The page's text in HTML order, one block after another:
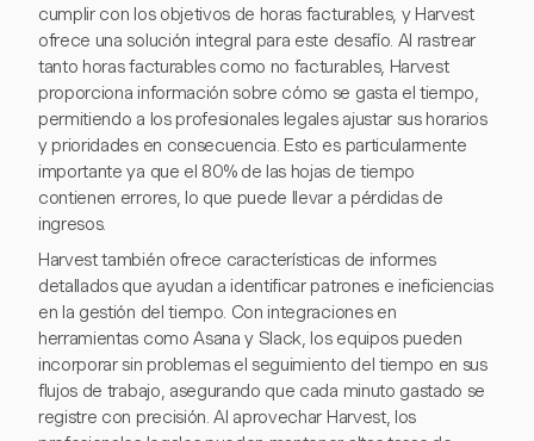
cumplir con los objetivos de horas facturables, y Harvest
ofrece una solución integral para este desafío. Al rastrear
tanto horas facturables como no facturables, Harvest
proporciona información sobre cómo se gasta el tiempo,
permitiendo a los profesionales legales ajustar sus horarios
y prioridades en consecuencia. Esto es particularmente
importante ya que el 80% de las hojas de tiempo
contienen errores, lo que puede llevar a pérdidas de
ingresos.
Harvest también ofrece características de informes
detallados que ayudan a identificar patrones e ineficiencias
en la gestión del tiempo. Con integraciones en
herramientas como Asana y Slack, los equipos pueden
incorporar sin problemas el seguimiento del tiempo en sus
flujos de trabajo, asegurando que cada minuto gastado se
registre con precisión. Al aprovechar Harvest, los